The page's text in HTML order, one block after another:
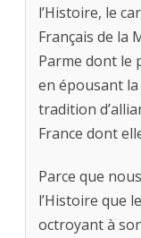
l’Histoire, le
Français de la
Parme dont le
en épousant
tradition
France dont
Parce que
l’Histoire que
octroyant à